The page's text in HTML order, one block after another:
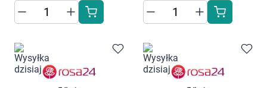
Zdrowy styl życia
Sprzęt medyczny